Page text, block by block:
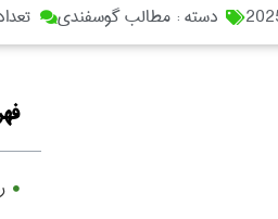
دسته :مطالب گوسفندی